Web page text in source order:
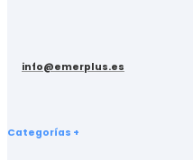
info@emerplus.es
Categorías +